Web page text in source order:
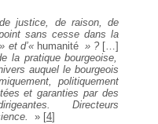
justice, de raison, de
sans cesse dans la
» et d’« humanité » ? […]
la pratique bourgeoise,
auquel le bourgeois
politiquement
et garanties par des
Directeurs
» [4]